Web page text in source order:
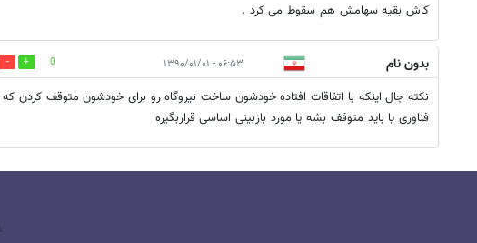
کاش بقیه سهامش هم سقوط می کرد .
بدون نام ۰۶:۵۳ - ۱۳۹۰/۰۱/۰۱ 0
نکته جال اینکه با اتفاقات افتاده خودشون ساخت نیروگاه رو برای خودشون متوقف کردن
فناوری یا باید متوقف بشه یا مورد بازبینی اساسی قراربگیره